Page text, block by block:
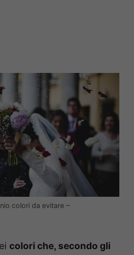
colori da evitare –
colori che, secondo gli